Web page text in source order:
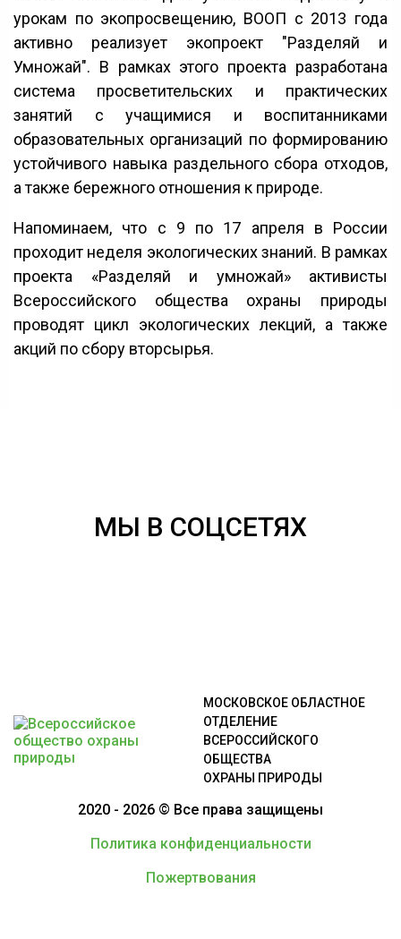
урокам по экопросвещению, ВООП с 2013 года
активно реализует экопроект "Разделяй и
Умножай". В рамках этого проекта разработана
система просветительских и практических
занятий с учащимися и воспитанниками
образовательных организаций по формированию
устойчивого навыка раздельного сбора отходов,
а также бережного отношения к природе.
Напоминаем, что с 9 по 17 апреля в России
проходит неделя экологических знаний. В рамках
проекта «Разделяй и умножай» активисты
Всероссийского общества охраны природы
проводят цикл экологических лекций, а также
акций по сбору вторсырья.
МЫ В СОЦСЕТЯХ
МОСКОВСКОЕ ОБЛАСТНОЕ
ОТДЕЛЕНИЕ
ВСЕРОССИЙСКОГО
ОБЩЕСТВА
ОХРАНЫ ПРИРОДЫ
2020 - 2026 © Все права защищены
Политика конфиденциальности
Пожертвования